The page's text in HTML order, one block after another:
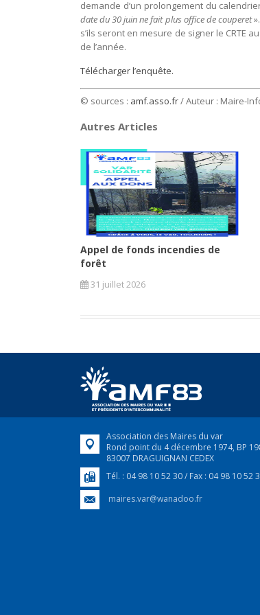
demande d’un prolongement du
date du 30 juin ne fait plus office de couperet
s’ils seront en mesure de signer le CRTE
de l’année.
Télécharger l’enquête.
© sources : amf.asso.fr/ Auteur : Maire-
Autres Articles
Appel de fonds incendies de
forêt
31 juillet 2026
Association des Maires du var
Rond point du 4 décembre 1974, BP
83007 DRAGUIGNAN CEDEX
Tél. : 04 98 10 52 30 / Fax : 04 98 10 52
maires.var@wanadoo.fr